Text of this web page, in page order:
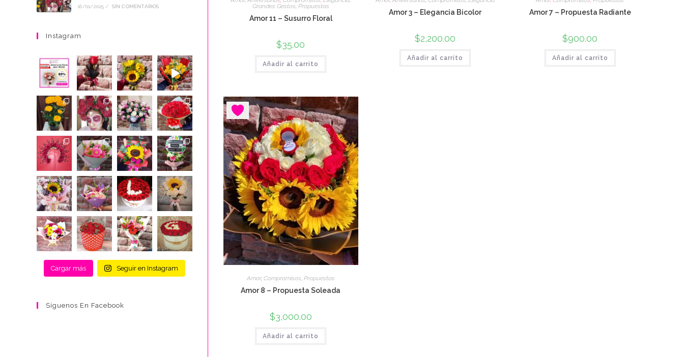
Grandes Gestos, Propuestas
Amor 11 – Susurro Floral
$35.00
Añadir al carrito
Amor 3 – Elegancia Bicolor
$2,200.00
Añadir al carrito
Amor 7 – Propuesta Radiante
$900.00
Añadir al carrito
Amor, Compromisos Propuestas
Amor 8 – Propuesta Soleada
$3,000.00
Añadir al carrito
16/01/2025 / SIN COMENTARIOS
Instagram
Cargar más Seguir en Instagram
Síguenos En Facebook